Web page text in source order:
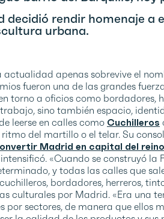
decidió rendir homenaje a
urbana.
actualidad apenas sobrevive el
fueron una de las grandes
torno a oficios como bordadores,
sino también espacio,
leerse en calles como Cuchilleros
del martillo o el telar. Su
Madrid en capital del reino
«Cuando se construyó
y todas las calles que
bordadores, herreros,
culturales por Madrid. «Era una
por sectores, de manera que ellos